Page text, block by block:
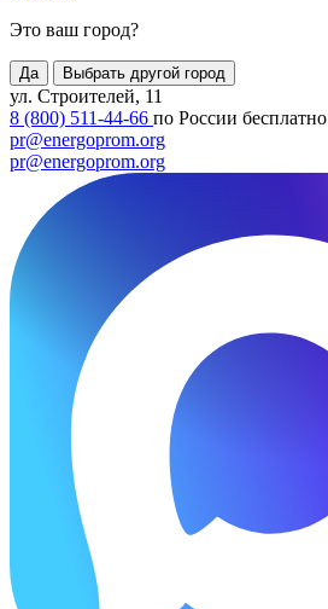
Это ваш город?
Да Выбрать другой город
ул. Строителей, 11
8 (800) 511-44-66 по России бесплатно
pr@energoprom.org
pr@energoprom.org